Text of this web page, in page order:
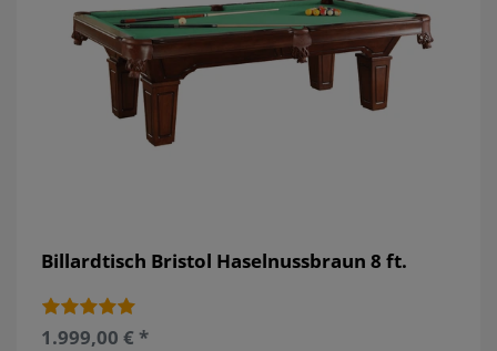
Billardtisch Bristol Haselnussbraun 8 ft.
1.999,00 € *